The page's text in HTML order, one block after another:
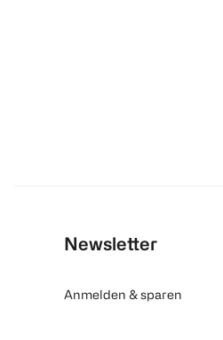
Newsletter
Anmelden & sparen